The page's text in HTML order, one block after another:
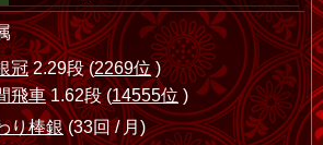
冠2.29段 (2269位)
飛車1.62段 (14555位 )
り棒銀(33回 / 月)